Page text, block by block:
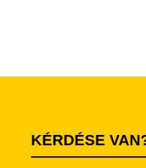
KÉRDÉSE